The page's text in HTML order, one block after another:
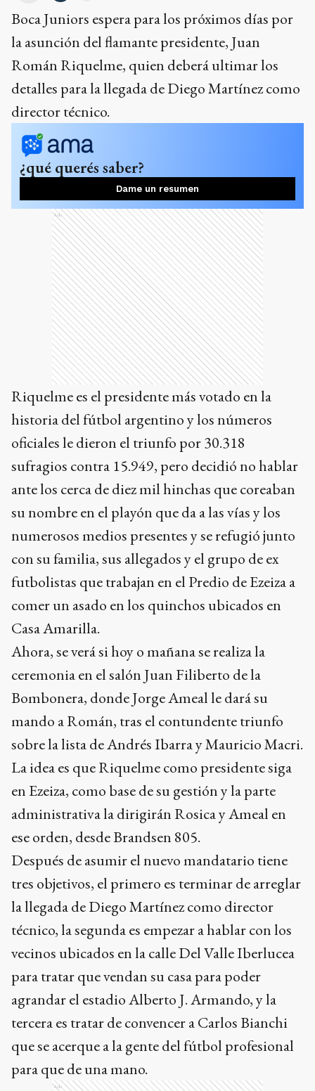
Boca Juniors espera para los próximos días por
la asunción del flamante presidente, Juan
Román Riquelme, quien deberá ultimar los
detalles para la llegada de Diego Martínez como
director técnico.
¿qué querés saber?
Dame un resumen
Ads
Riquelme es el presidente más votado en la
historia del fútbol argentino y los números
oficiales le dieron el triunfo por 30.318
sufragios contra 15.949, pero decidió no hablar
ante los cerca de diez mil hinchas que coreaban
su nombre en el playón que da a las vías y los
numerosos medios presentes y se refugió junto
con su familia, sus allegados y el grupo de ex
futbolistas que trabajan en el Predio de Ezeiza a
comer un asado en los quinchos ubicados en
Casa Amarilla.
Ahora, se verá si hoy o mañana se realiza la
ceremonia en el salón Juan Filiberto de la
Bombonera, donde Jorge Ameal le dará su
mando a Román, tras el contundente triunfo
sobre la lista de Andrés Ibarra y Mauricio Macri.
La idea es que Riquelme como presidente siga
en Ezeiza, como base de su gestión y la parte
administrativa la dirigirán Rosica y Ameal en
ese orden, desde Brandsen 805.
Después de asumir el nuevo mandatario tiene
tres objetivos, el primero es terminar de arreglar
la llegada de Diego Martínez como director
técnico, la segunda es empezar a hablar con los
vecinos ubicados en la calle Del Valle Iberlucea
para tratar que vendan su casa para poder
agrandar el estadio Alberto J. Armando, y la
tercera es tratar de convencer a Carlos Bianchi
que se acerque a la gente del fútbol profesional
para que de una mano.
Ads